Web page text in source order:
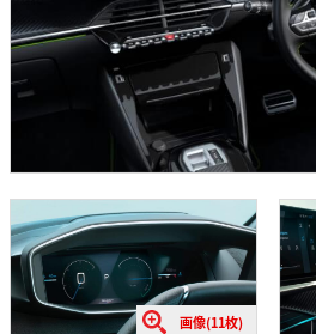
画像(11枚)